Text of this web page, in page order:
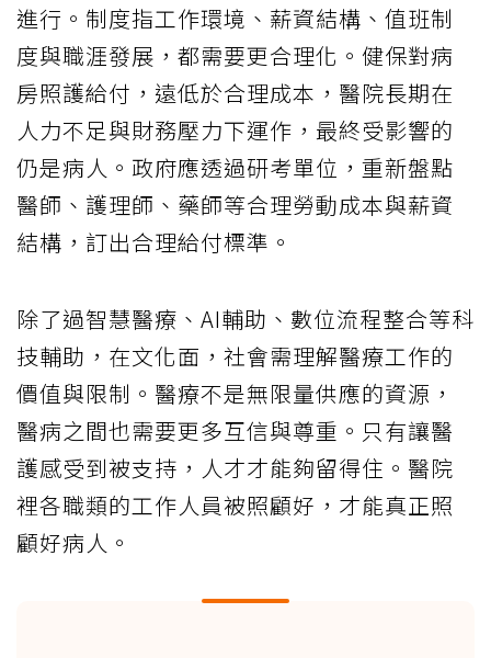
進行。制度指工作環境、薪資結構、值班制
度與職涯發展，都需要更合理化。健保對病
房照護給付，遠低於合理成本，醫院長期在
人力不足與財務壓力下運作，最終受影響的
仍是病人。政府應透過研考單位，重新盤點
醫師、護理師、藥師等合理勞動成本與薪資
結構，訂出合理給付標準。
除了過智慧醫療、AI輔助、數位流程整合等科
技輔助，在文化面，社會需理解醫療工作的
價值與限制。醫療不是無限量供應的資源，
醫病之間也需要更多互信與尊重。只有讓醫
護感受到被支持，人才才能夠留得住。醫院
裡各職類的工作人員被照顧好，才能真正照
顧好病人。